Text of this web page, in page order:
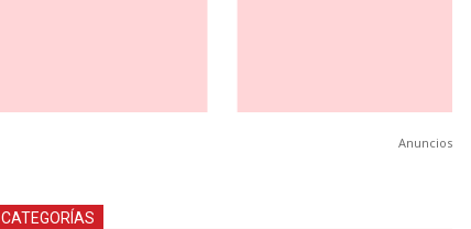
Anuncios
CATEGORÍAS